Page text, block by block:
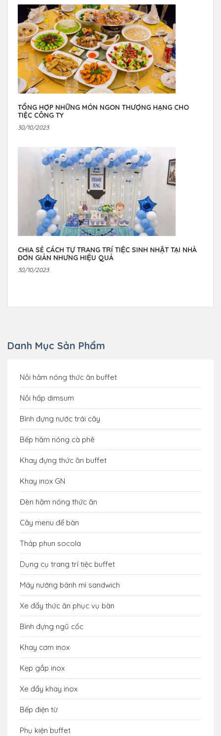
TỔNG HỢP NHỮNG MÓN NGON THƯỢNG HẠNG CHO
TIỆC CÔNG TY
30/10/2023
CHIA SẺ CÁCH TỰ TRANG TRÍ TIỆC SINH NHẬT TẠI NHÀ
ĐƠN GIẢN NHƯNG HIỆU QUẢ
30/10/2023
Danh Mục Sản Phẩm
Nồi hâm nóng thức ăn buffet
Nồi hấp dimsum
Bình đựng nước trái cây
Bếp hâm nóng cà phê
Khay đựng thức ăn buffet
Khay inox GN
Đèn hâm nóng thức ăn
Cây menu để bàn
Tháp phun socola
Dụng cụ trang trí tiệc buffet
Máy nướng bánh mì sandwich
Xe đẩy thức ăn phục vụ bàn
Bình đựng ngũ cốc
Khay cơm inox
Kẹp gắp inox
Xe đẩy khay inox
Bếp điện từ
Phụ kiện buffet